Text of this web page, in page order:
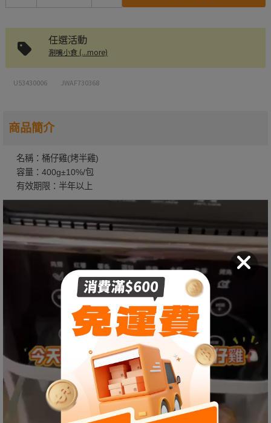
任選活動
涮嘴小食 (...more)
U53430006 JWAF730368
商品簡介
名稱：桶仔雞(烤半雞)
容量：400g±10%/包
有效期限：半年以上